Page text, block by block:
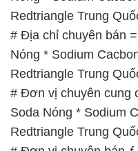
# Đơn vị chuyên cung
Soda Nóng * Sodium
Redtriangle Trung
# Đơn vị chuyên bán
Nóng * Sodium
Redtriangle Trung
# Nơi kinh doanh (
* Sodium Cacbonat